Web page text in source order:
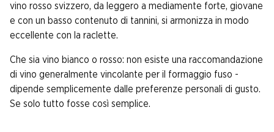
vino rosso svizzero, da leggero a mediamente forte, giovane
e con un basso contenuto di tannini, si armonizza in modo
eccellente con la raclette.
Che sia vino bianco o rosso: non esiste una raccomandazione
di vino generalmente vincolante per il formaggio fuso -
dipende semplicemente dalle preferenze personali di gusto.
Se solo tutto fosse così semplice.